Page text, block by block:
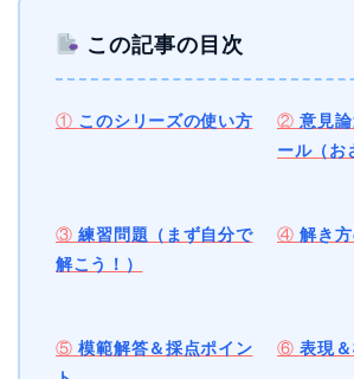
この記事の目次
① このシリーズの使い方 ②意見
ール（お
③練習問題（まず自分で
解こう！）
④解き
⑤模範解答＆採点ポイン
⑥表現